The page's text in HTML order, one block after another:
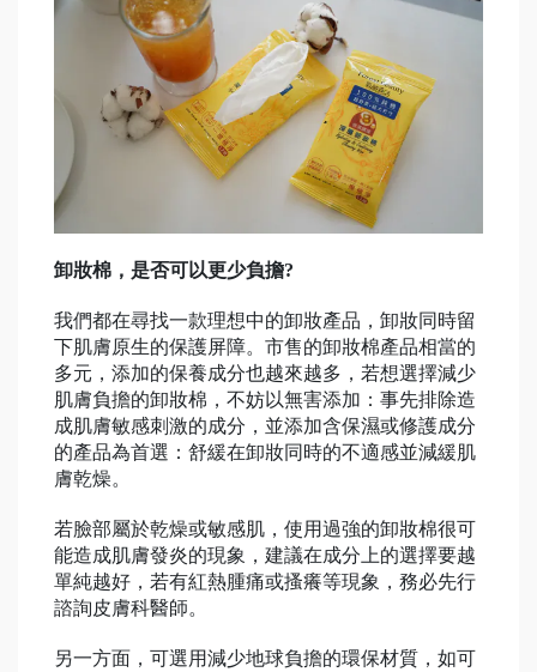
卸妝棉，是否可以更少負擔?
我們都在尋找一款理想中的卸妝產品，卸妝同時留
下肌膚原生的保護屏障。市售的卸妝棉產品相當的
多元，添加的保養成分也越來越多，若想選擇減少
肌膚負擔的卸妝棉，不妨以無害添加：事先排除造
成肌膚敏感刺激的成分，並添加含保濕或修護成分
的產品為首選：舒緩在卸妝同時的不適感並減緩肌
膚乾燥。
若臉部屬於乾燥或敏感肌，使用過強的卸妝棉很可
能造成肌膚發炎的現象，建議在成分上的選擇要越
單純越好，若有紅熱腫痛或搔癢等現象，務必先行
諮詢皮膚科醫師。
另一方面，可選用減少地球負擔的環保材質，如可